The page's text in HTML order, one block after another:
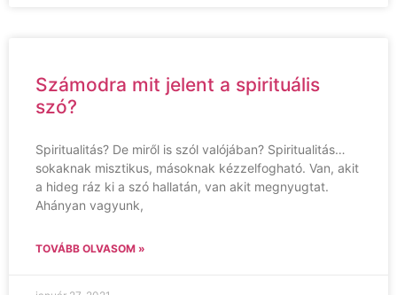
Számodra mit jelent a spirituális
szó?
Spiritualitás? De miről is szól valójában? Spiritualitás…
sokaknak misztikus, másoknak kézzelfogható. Van, akit
a hideg ráz ki a szó hallatán, van akit megnyugtat.
Ahányan vagyunk,
TOVÁBB OLVASOM »